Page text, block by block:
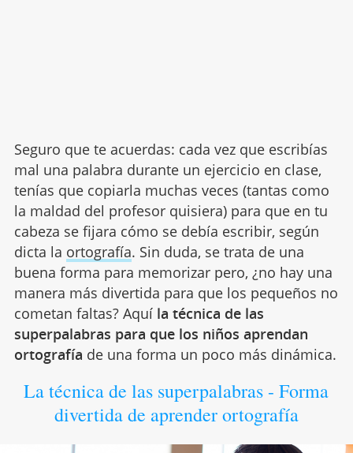
Seguro que te acuerdas: cada vez que escribías
mal una palabra durante un ejercicio en clase,
tenías que copiarla muchas veces (tantas como
la maldad del profesor quisiera) para que en tu
cabeza se fijara cómo se debía escribir, según
dicta la ortografía. Sin duda, se trata de una
buena forma para memorizar pero, ¿no hay una
manera más divertida para que los pequeños no
cometan faltas? Aquí la técnica de las
superpalabras para que los niños aprendan
ortografía de una forma un poco más dinámica.
La técnica de las superpalabras - Forma
divertida de aprender ortografía